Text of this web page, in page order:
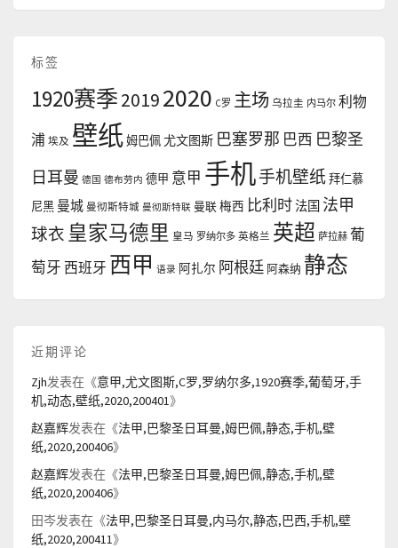
标签
1920赛季20192020 C罗 主场 乌拉圭 内马尔 利物
浦 埃及 壁纸姆巴佩尤文图斯 巴塞罗那 巴西 巴黎圣
日耳曼 德国 德布劳内 德甲 意甲 手机手机壁纸拜仁慕
尼黑 曼城 曼彻斯特城 曼彻斯特联 曼联梅西 比利时法国 法甲
球衣 皇家马德里 皇马 罗纳尔多 英格兰 英超 萨拉赫 葡
萄牙 西班牙 西甲 语录 阿扎尔 阿根廷 阿森纳 静态
近期评论
Zjh发表在《意甲,尤文图斯,C罗,罗纳尔多,1920赛季,葡萄牙,手
机,动态,壁纸,2020,200401》
赵嘉辉发表在《法甲,巴黎圣日耳曼,姆巴佩,静态,手机,壁
纸,2020,200406》
赵嘉辉发表在《法甲,巴黎圣日耳曼,姆巴佩,静态,手机,壁
纸,2020,200406》
田岑发表在《法甲,巴黎圣日耳曼,内马尔,静态,巴西,手机,壁
纸,2020,200411》